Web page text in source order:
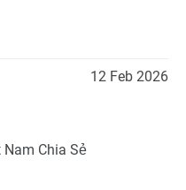
12 Feb 2026
Nam Chia Sẻ